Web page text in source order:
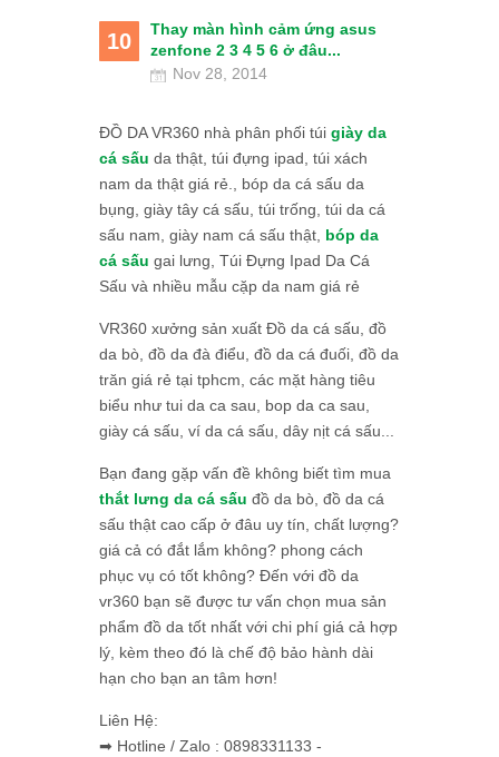
10
Thay màn hình cảm ứng asus
zenfone 2 3 4 5 6 ở đâu...
Nov 28, 2014
ĐỒ DA VR360 nhà phân phối túi giày da
cá sấu da thật, túi đựng ipad, túi xách
nam da thật giá rẻ., bóp da cá sấu da
bụng, giày tây cá sấu, túi trống, túi da cá
sấu nam, giày nam cá sấu thật, bóp da
cá sấu gai lưng, Túi Đựng Ipad Da Cá
Sấu và nhiều mẫu cặp da nam giá rẻ
VR360 xưởng sản xuất Đồ da cá sấu, đồ
da bò, đồ da đà điểu, đồ da cá đuối, đồ da
trăn giá rẻ tại tphcm, các mặt hàng tiêu
biểu như tui da ca sau, bop da ca sau,
giày cá sấu, ví da cá sấu, dây nịt cá sấu...
Bạn đang gặp vấn đề không biết tìm mua
thắt lưng da cá sấu đồ da bò, đồ da cá
sấu thật cao cấp ở đâu uy tín, chất lượng?
giá cả có đắt lắm không? phong cách
phục vụ có tốt không? Đến với đồ da
vr360 bạn sẽ được tư vấn chọn mua sản
phẩm đồ da tốt nhất với chi phí giá cả hợp
lý, kèm theo đó là chế độ bảo hành dài
hạn cho bạn an tâm hơn!
Liên Hệ:
➡ Hotline / Zalo : 0898331133 -